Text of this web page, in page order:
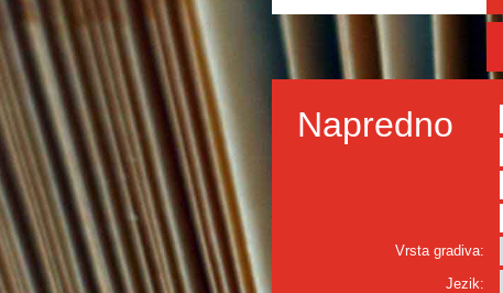
Napredno
Vrsta gradiva:
Jezik: